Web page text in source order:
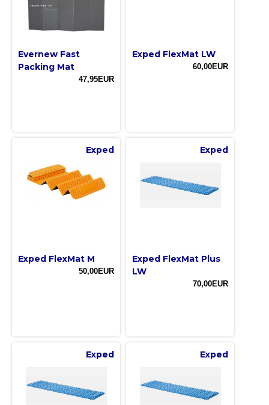
Evernew Fast
Packing Mat
47,95EUR
Exped FlexMat LW
60,00EUR
Exped
Exped FlexMat M
50,00EUR
Exped
Exped FlexMat Plus
LW
70,00EUR
Exped Exped